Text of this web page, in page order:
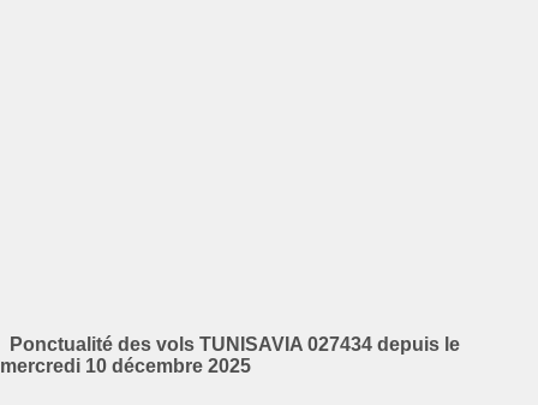
Ponctualité des vols TUNISAVIA 027434 depuis le
mercredi 10 décembre 2025